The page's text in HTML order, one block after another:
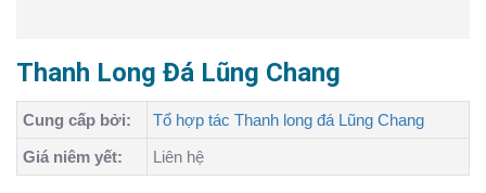
Thanh Long Đá Lũng Chang
Cung cấp bởi:
Tổ hợp tác Thanh long đá Lũng Chang
Giá niêm yết:
Liên hệ